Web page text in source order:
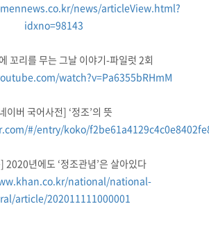
news/articleView.html?
idxno=98143
꼬리를 무는 그날 이야기-파일럿 2회
watch?v=Pa6355bRHmM
이버 국어사전] ‘정조’의 뜻
#/entry/koko/
2020년에도 ‘정조관념’은 살아있다
national/national-
article/202011111000001